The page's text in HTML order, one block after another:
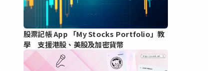
股票記帳 App 「My Stocks Portfolio」教
學 支援港股、美股及加密貨幣